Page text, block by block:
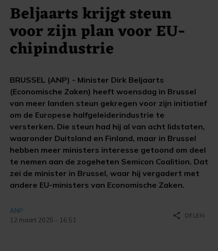
Beljaarts krijgt steun
voor zijn plan voor EU-
chipindustrie
BRUSSEL (ANP) - Minister Dirk Beljaarts
(Economische Zaken) heeft woensdag in Brussel
van meer landen steun gekregen voor zijn initiatief
om de Europese halfgeleiderindustrie te
versterken. Die steun had hij al van acht lidstaten,
waaronder Duitsland en Finland, maar in Brussel
hebben meer ministers interesse getoond om deel
te nemen aan de zogeheten Semicon Coalition. Dat
zei de minister in Brussel, waar hij vergadert met
andere EU-ministers van Economische Zaken.
ANP
12 maart 2025 - 16:51
share DELEN